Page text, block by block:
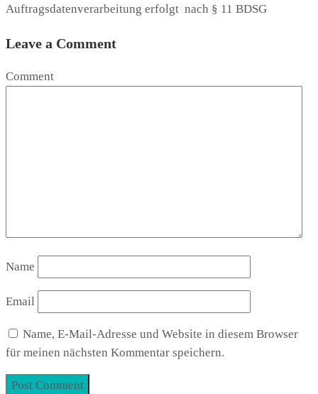
Auftragsdatenverarbeitung erfolgt nach § 11 BDSG
Leave a Comment
Comment
Name
Email
Name, E-Mail-Adresse und Website in diesem Browser
für meinen nächsten Kommentar speichern.